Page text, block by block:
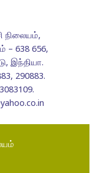
நிலையம்,
– 638 656,
இந்தியா.
290883.